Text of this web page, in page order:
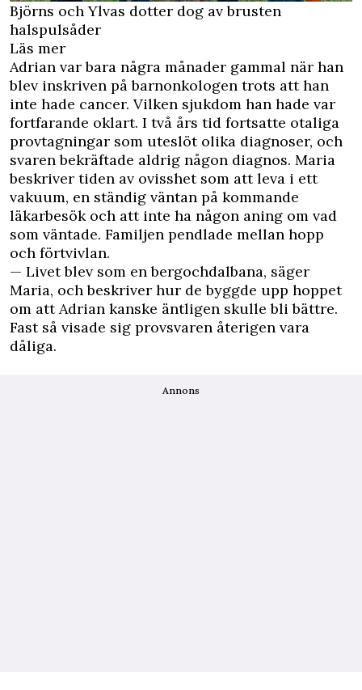
Björns och Ylvas dotter dog av brusten
halspulsåder
Läs mer
Adrian var bara några månader gammal när han
blev inskriven på barnonkologen trots att han
inte hade cancer. Vilken sjukdom han hade var
fortfarande oklart. I två års tid fortsatte otaliga
provtagningar som uteslöt olika diagnoser, och
svaren bekräftade aldrig någon diagnos. Maria
beskriver tiden av ovisshet som att leva i ett
vakuum, en ständig väntan på kommande
läkarbesök och att inte ha någon aning om vad
som väntade. Familjen pendlade mellan hopp
och förtvivlan.
— Livet blev som en bergochdalbana, säger
Maria, och beskriver hur de byggde upp hoppet
om att Adrian kanske äntligen skulle bli bättre.
Fast så visade sig provsvaren återigen vara
dåliga.
Annons